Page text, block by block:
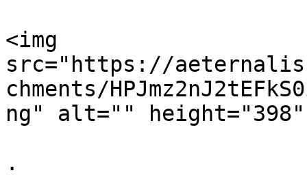
<img
src="https://
chments/
ng" alt="" height="398"
.